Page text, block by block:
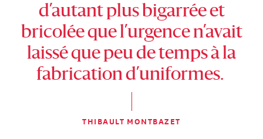
d’autant plus bigarrée et
bricolée que l’urgence n’avait
laissé que peu de temps à la
fabrication d’uniformes.
THIBAULT MONTBAZET